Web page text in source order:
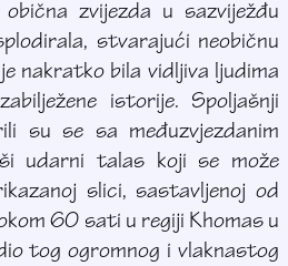
zvijezda u sazviježđu
stvarajući neobičnu
nakratko bila vidljiva ljudima
istorije. Spoljašnji
su se sa međuzvjezdanim
udarni talas koji se može
slici, sastavljenoj od
60 sati u regiji Khomas u
tog ogromnog i vlaknastog